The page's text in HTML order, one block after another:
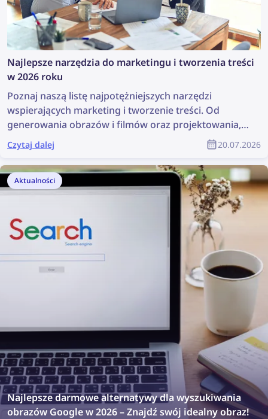
Najlepsze narzędzia do marketingu i tworzenia treści
w 2026 roku
Poznaj naszą listę najpotężniejszych narzędzi
wspierających marketing i tworzenie treści. Od
generowania obrazów i filmów oraz projektowania,
po wyszukiwanie treści i zarządzanie prawami
autorskimi – narzędzia te mogą znacznie ułatwić
pracę każdego zespołu marketingowego. W tym
artykule znajdziesz pełną listę najlepszych narzędzi
marketingowych i narzędzi do tworzenia treści dla
specjalistów ds. marketingu oraz projektantów
produktów.
Czytaj dalej 20.07.2026
Aktualności
Najlepsze darmowe alternatywy dla wyszukiwania
obrazów Google w 2026 – Znajdź swój idealny obraz!